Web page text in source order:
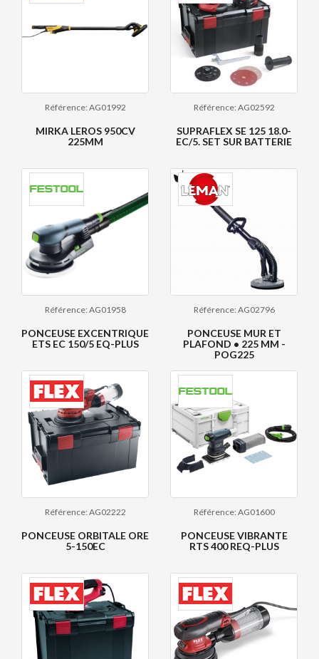
Référence: AG01992
MIRKA LEROS 950CV
225MM
Référence: AG02592
SUPRAFLEX SE 125 18.0-
EC/5. SET SUR BATTERIE
Référence: AG01958
PONCEUSE EXCENTRIQUE
ETS EC 150/5 EQ-PLUS
Référence: AG02796
PONCEUSE MUR ET
PLAFOND • 225 MM -
POG225
Référence: AG02222
PONCEUSE ORBITALE ORE
5-150EC
Référence: AG01600
PONCEUSE VIBRANTE
RTS 400 REQ-PLUS